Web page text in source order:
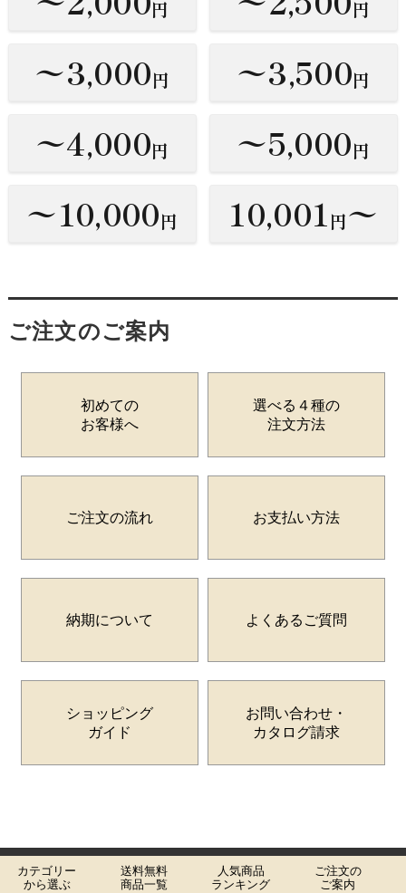
円 円
〜3,000円 〜3,500円
〜4,000円 〜5,000円
〜10,000円 10,001円〜
ご注文のご案内
初めての
お客様へ
選べる４種の
注文方法
ご注文の流れ お支払い方法
納期について よくあるご質問
ショッピング
ガイド
お問い合わせ・
カタログ請求
カテゴリー
から選ぶ
送料無料
商品一覧
人気商品
ランキング
ご注文の
ご案内
個人情報の取り扱いについて
特定商取引法に関する表示